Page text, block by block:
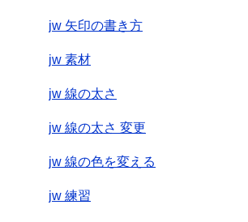
jw 矢印の書き方
jw 素材
jw 線の太さ
jw 線の太さ 変更
jw 線の色を変える
jw 練習